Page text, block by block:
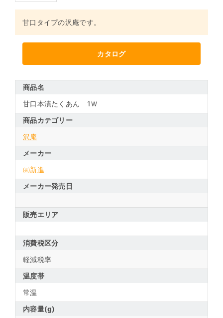
甘口タイプの沢庵です。
カタログ
商品名
甘口本漬たくあん 1Ｗ
商品カテゴリー
沢庵
メーカー
㈱新進
メーカー発売日
販売エリア
消費税区分
軽減税率
温度帯
常温
内容量(g)